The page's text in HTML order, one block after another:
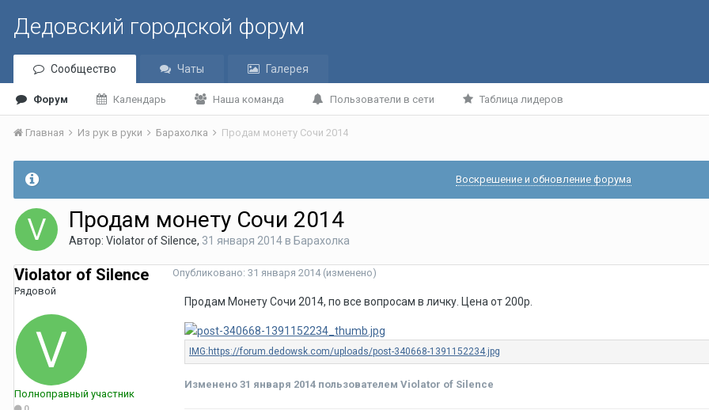
Дедовский городской форум
Сообщество
Форум Календарь Наша команда Пользователи в сети Таблица лидеров
Чаты Галерея
Главная Из рук в руки Барахолка Продам монету Сочи 2014
Воскрешение и обновление форума
Продам монету Сочи 2014
Автор: Violator of Silence, 31 января 2014в Барахолка
Violator of Silence
Рядовой
Полноправный участник
Опубликовано: 31 января 2014 (изменено)
Продам Монету Сочи 2014, по все вопросам в личку. Цена от 200р.
Изменено 31 января 2014 пользователем Violator of Silence